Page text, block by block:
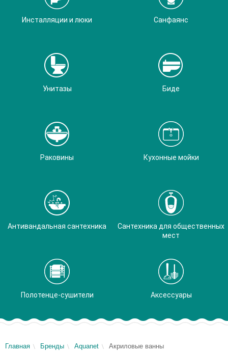
Инсталляции и люки Санфаянс
Унитазы Биде
Раковины Кухонные мойки
Антивандальная сантехника
Сантехника для общественных
мест
Полотенце-сушители Аксессуары
Главная Бренды Aquanet Акриловые ванны